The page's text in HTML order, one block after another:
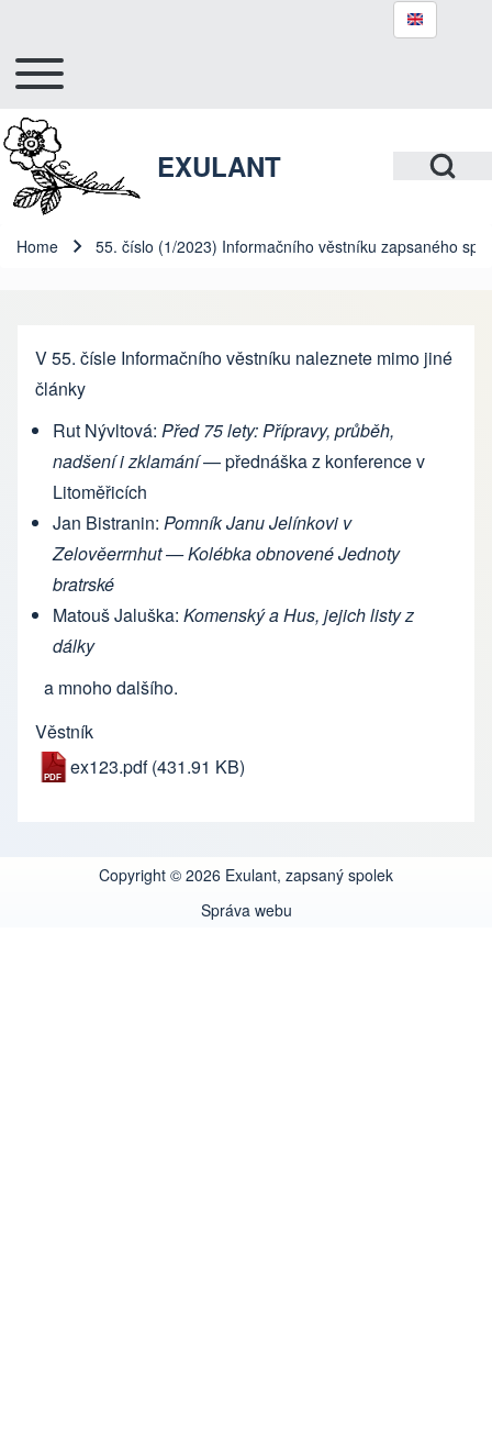
Close search
Hlavní navigace
Toggle main menu
Open Search
EXULANT
Home 55. číslo (1/2023) Informačního věstníku zapsaného
V 55. čísle Informačního věstníku naleznete mimo jiné
články
Rut Nývltová: Před 75 lety: Přípravy, průběh,
nadšení i zklamání— přednáška z konference v
Litoměřicích
Jan Bistranin: Pomník Janu Jelínkovi v
Zelověerrnhut — Kolébka obnovené Jednoty
bratrské
Matouš Jaluška: Komenský a Hus, jejich listy z
dálky
a mnoho dalšího.
Věstník
ex123.pdf (431.91 KB)
Copyright © 2026 Exulant, zapsaný spolek
Správa webu